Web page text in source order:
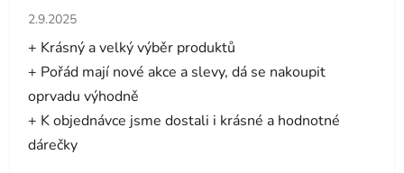
Hodnocení obchodu je 5 z 5 hvězdiček.
2.9.2025
+ Krásný a velký výběr produktů
+ Pořád mají nové akce a slevy, dá se nakoupit
oprvadu výhodně
+ K objednávce jsme dostali i krásné a hodnotné
dárečky